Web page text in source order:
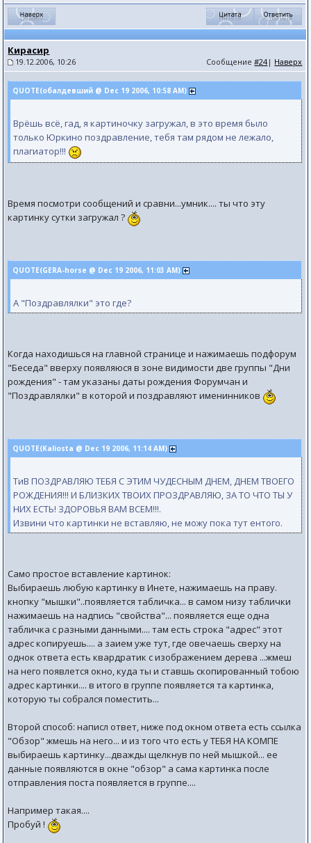
Кирасир
19.12.2006, 10:26 Сообщение#24| Наверх
QUOTE(обалдевший @ Dec 19 2006, 10:58 AM)
Врёшь всё, гад, я картиночку загружал, в это время было
только Юркино поздравление, тебя там рядом не лежало,
плагиатор!!!
Время посмотри сообщений и сравни...умник.... ты что эту
картинку сутки загружал ?
QUOTE(GERA-horse @ Dec 19 2006, 11:03 AM)
А "Поздравлялки" это где?
Когда находишься на главной странице и нажимаешь подфорум
"Беседа" вверху появляюся в зоне видимости две группы "Дни
рождения" - там указаны даты рождения Форумчан и
"Поздравлялки" в которой и поздравляют именинников
QUOTE(Kaliosta @ Dec 19 2006, 11:14 AM)
ТиВ ПОЗДРАВЛЯЮ ТЕБЯ С ЭТИМ ЧУДЕСНЫМ ДНЕМ, ДНЕМ ТВОЕГО
РОЖДЕНИЯ!!! И БЛИЗКИХ ТВОИХ ПРОЗДРАВЛЯЮ, ЗА ТО ЧТО ТЫ У
НИХ ЕСТЬ! ЗДОРОВЬЯ ВАМ ВСЕМ!!!.
Извини что картинки не вставляю, не можу пока тут ентого.
Само простое вставление картинок:
Выбираешь любую картинку в Инете, нажимаешь на праву.
кнопку "мышки"..появляется табличка... в самом низу таблички
нажимаешь на надпись "свойства"... появляется еще одна
табличка с разными данными.... там есть строка "адрес" этот
адрес копируешь.... а заием уже тут, где овечаешь сверху на
однок ответа есть квардратик с изображением дерева ...жмеш
на него появлется окно, куда ты и ставшь скопированный тобою
адрес картинки.... в итого в группе появляется та картинка,
которую ты собрался поместить...
Второй способ: написл ответ, ниже под окном ответа есть ссылка
"Обзор" жмешь на него... и из того что есть у ТЕБЯ НА КОМПЕ
выбираешь картинку...дважды щелкнув по ней мышкой... ее
данные появляются в окне "обзор" а сама картинка после
отправления поста появляется в группе....
Например такая....
Пробуй !